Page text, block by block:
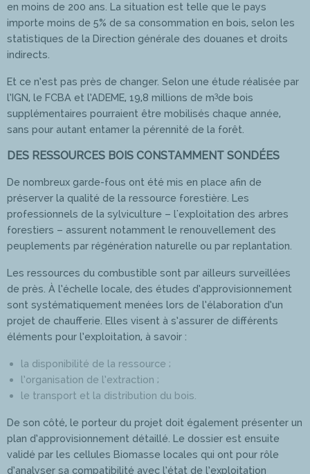
en moins de 200 ans. La situation est telle que le pays
importe moins de 5% de sa consommation en bois, selon les
statistiques de la Direction générale des douanes et droits
indirects.
Et ce n’est pas près de changer. Selon une étude réalisée par
l’IGN, le FCBA et l’ADEME, 19,8 millions de m3de bois
supplémentaires pourraient être mobilisés chaque année,
sans pour autant entamer la pérennité de la forêt.
DES RESSOURCES BOIS CONSTAMMENT SONDÉES
De nombreux garde-fous ont été mis en place afin de
préserver la qualité de la ressource forestière. Les
professionnels de la sylviculture – l'exploitation des arbres
forestiers – assurent notamment le renouvellement des
peuplements par régénération naturelle ou par replantation.
Les ressources du combustible sont par ailleurs surveillées
de près. À l’échelle locale, des études d’approvisionnement
sont systématiquement menées lors de l’élaboration d’un
projet de chaufferie. Elles visent à s’assurer de différents
éléments pour l’exploitation, à savoir :
la disponibilité de la ressource ;
l’organisation de l’extraction ;
le transport et la distribution du bois.
De son côté, le porteur du projet doit également présenter un
plan d’approvisionnement détaillé. Le dossier est ensuite
validé par les cellules Biomasse locales qui ont pour rôle
d’analyser sa compatibilité avec l’état de l’exploitation